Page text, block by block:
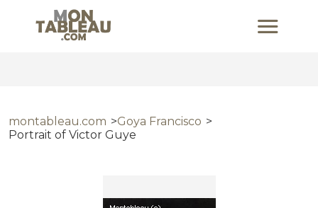
montableau.com
Goya Francisco
Portrait of Victor Guye